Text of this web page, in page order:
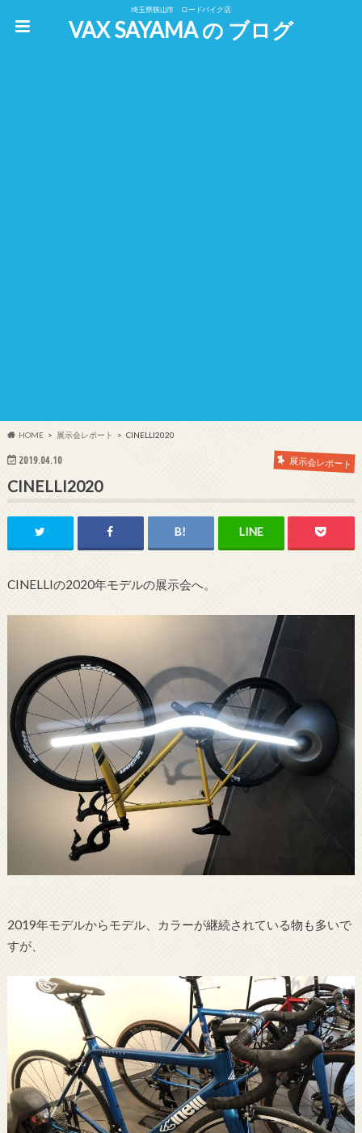
埼玉県狭山市 ロードバイク店
VAX SAYAMA の ブログ
HOME 展示会レポート CINELLI2020
2019.04.10 展示会レポート
CINELLI2020
CINELLIの2020年モデルの展示会へ。
2019年モデルからモデル、カラーが継続されている物も多いで
すが、